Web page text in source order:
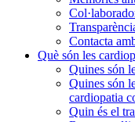
Contacta
Què són les
Quines són
Quines són
cardiopatia
Quin és el